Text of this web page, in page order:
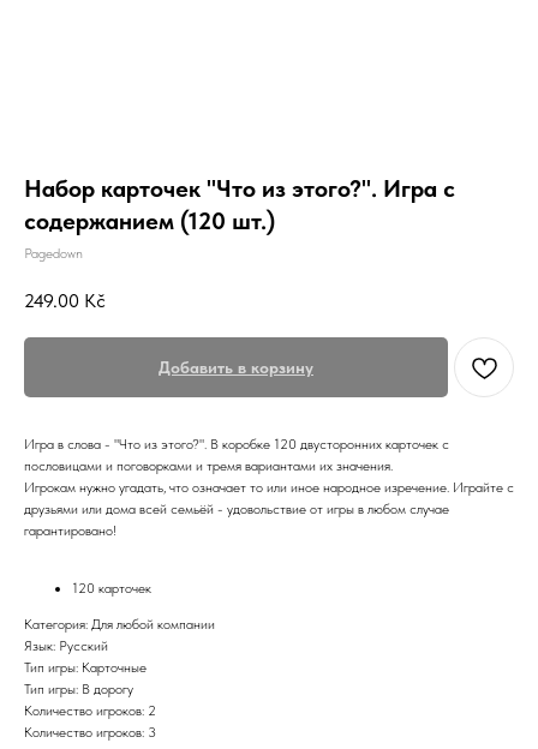
Набор карточек "Что из этого?". Игра с
содержанием (120 шт.)
Pagedown
249.00 Kč
Добавить в корзину
Игра в слова - "Что из этого?". В коробке 120 двусторонних карточек с
пословицами и поговорками и тремя вариантами их значения.
Игрокам нужно угадать, что означает то или иное народное изречение. Играйте с
друзьями или дома всей семьёй - удовольствие от игры в любом случае
гарантировано!
120 карточек
Категория: Для любой компании
Язык: Русский
Тип игры: Карточные
Тип игры: В дорогу
Количество игроков: 2
Количество игроков: 3